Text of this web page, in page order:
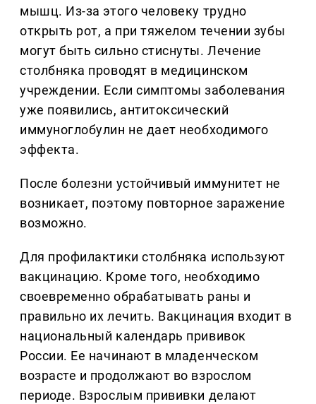
мышц. Из-за этого человеку трудно
открыть рот, а при тяжелом течении зубы
могут быть сильно стиснуты. Лечение
столбняка проводят в медицинском
учреждении. Если симптомы заболевания
уже появились, антитоксический
иммуноглобулин не дает необходимого
эффекта.
После болезни устойчивый иммунитет не
возникает, поэтому повторное заражение
возможно.
Для профилактики столбняка используют
вакцинацию. Кроме того, необходимо
своевременно обрабатывать раны и
правильно их лечить. Вакцинация входит в
национальный календарь прививок
России. Ее начинают в младенческом
возрасте и продолжают во взрослом
периоде. Взрослым прививки делают